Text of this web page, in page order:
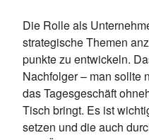
Die Rol­le als
stra­te­gi­sche The­men
punk­te zu ent­wi­ckeln.
Nach­fol­ger – man soll­te
das Ta­ges­ge­schäft
Tisch bringt. Es ist
set­zen und die auch